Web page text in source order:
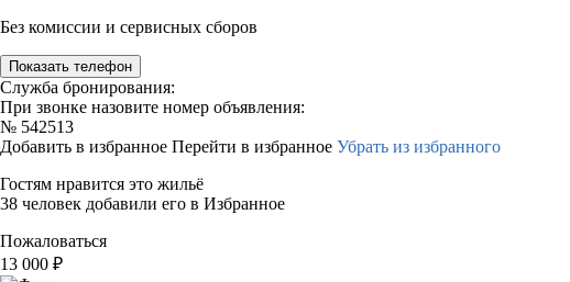
Без комиссии и сервисных сборов
Показать телефон
Служба бронирования:
При звонке назовите номер объявления:
№ 542513
Добавить в избранное Перейти в избранное Убрать из избранного
Гостям нравится это жильё
38 человек добавили его в Избранное
Пожаловаться
13 000 ₽